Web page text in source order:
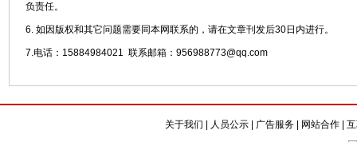
负责任。
6. 如因版权和其它问题需要同本网联系的，请在文章刊发后30日内进行。
7.电话：15884984021 联系邮箱：956988773@qq.com
关于我们 人员公示| 广告服务| 网站合作|